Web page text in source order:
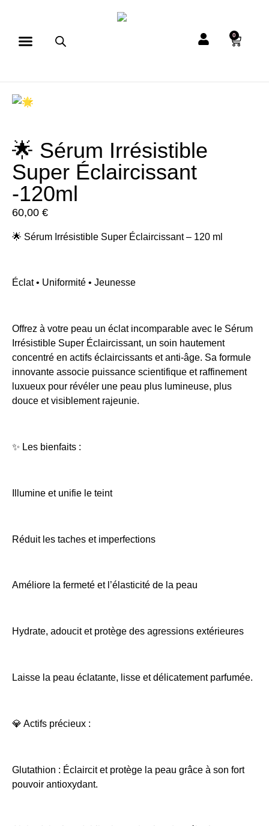
0
🌟 Sérum Irrésistible
Super Éclaircissant
-120ml
60,00 €
🌟 Sérum Irrésistible Super Éclaircissant – 120 ml
Éclat • Uniformité • Jeunesse
Offrez à votre peau un éclat incomparable avec le Sérum
Irrésistible Super Éclaircissant, un soin hautement
concentré en actifs éclaircissants et anti-âge. Sa formule
innovante associe puissance scientifique et raffinement
luxueux pour révéler une peau plus lumineuse, plus
douce et visiblement rajeunie.
✨ Les bienfaits :
Illumine et unifie le teint
Réduit les taches et imperfections
Améliore la fermeté et l’élasticité de la peau
Hydrate, adoucit et protège des agressions extérieures
Laisse la peau éclatante, lisse et délicatement parfumée.
💎 Actifs précieux :
Glutathion : Éclaircit et protège la peau grâce à son fort
pouvoir antioxydant.